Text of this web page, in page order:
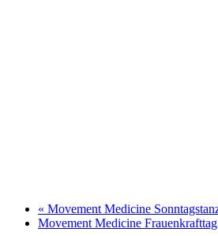
« Movement Medicine
Movement Medicine Frauenkrafttag